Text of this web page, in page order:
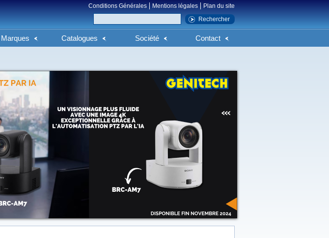
Conditions Générales Mentions légales Plan du site
Marques Catalogues Société Contact